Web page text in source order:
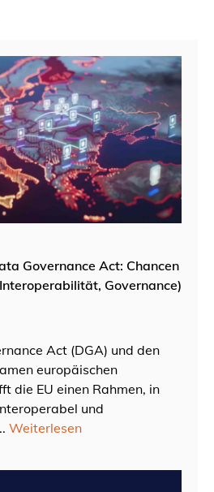
Governance Act: Chancen
Governance)
Act (DGA) und den
europäischen
die EU einen Rahmen, in
und
Weiterlesen